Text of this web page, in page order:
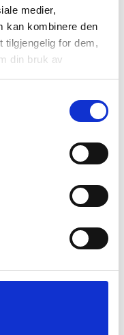
medier,
kan kombinere den
tilgjengelig for dem,
din bruk av
LUKE 18,6 CM
249,90